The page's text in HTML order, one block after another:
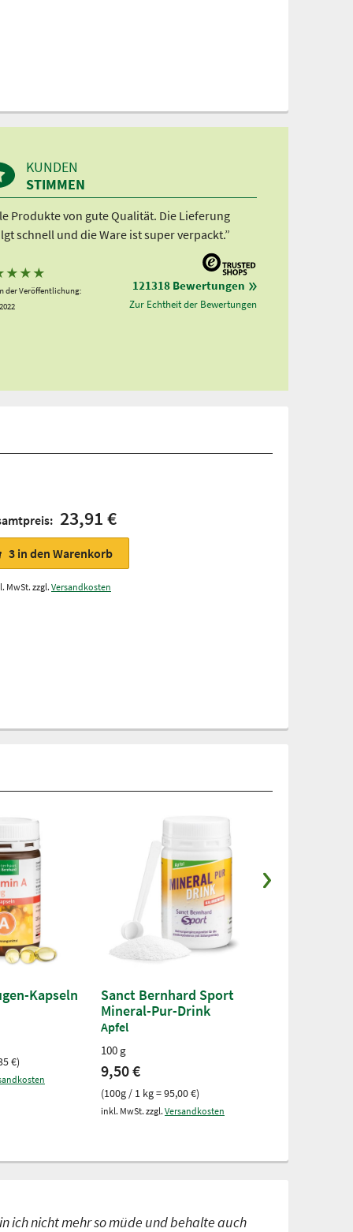
23,91 €
3 in den Warenkorb
MwSt. zzgl. Versandkosten
Kapseln
€)
Sanct Bernhard Sport
Mineral-Pur-Drink
Apfel
100 g
9,50 €
(100g / 1 kg = 95,00 €)
inkl. MwSt. zzgl. Versandkosten
ich nicht mehr so müde und behalte auch
KUNDEN
STIMMEN
Produkte von gute Qualität. Die Lieferung
schnell und die Ware ist super verpackt.”
★ ★ ★
der Veröffentlichung:
121318 Bewertungen
Zur Echtheit der Bewertungen